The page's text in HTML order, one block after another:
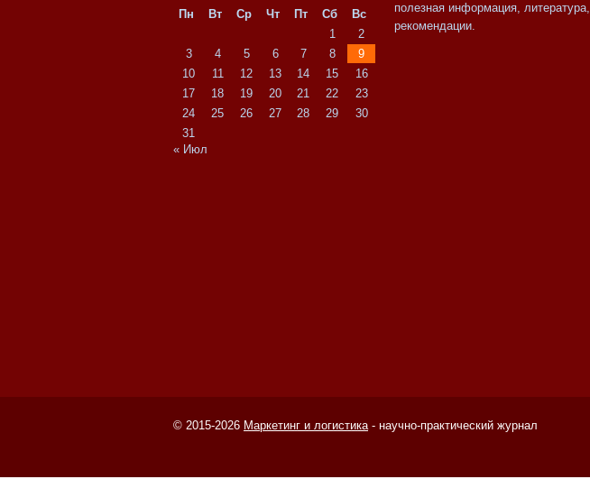
Пн
Вт Ср Чт Пт Сб
Вс
1
2
3
4 5 6 7 8
9
10
11 12 13 14 15
16
17
18 19 20 21 22
23
24
25 26 27 28 29
30
31
« Июл
полезная информация, литература,
рекомендации.
© 2015-2026 Маркетинг и логистика- научно-практический журнал